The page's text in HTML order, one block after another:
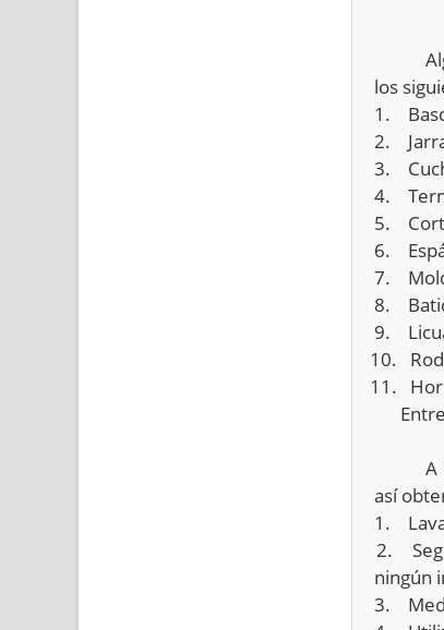
los
1.
2.
3.
4.
5.
6.
7.
8.
9.
10.
11.
A
así
1.
2.
ningún
3.